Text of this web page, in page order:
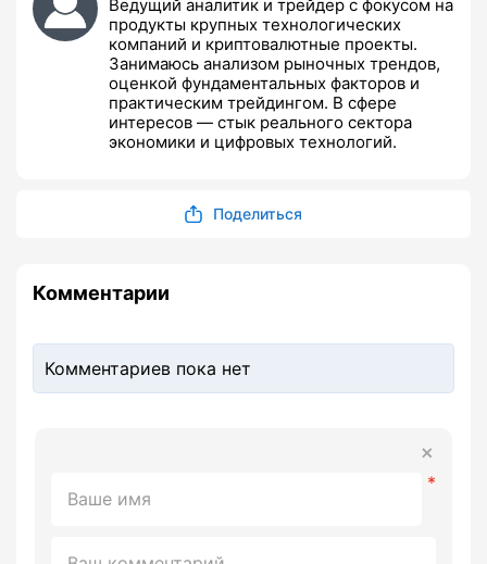
Ведущий аналитик и трейдер с фокусом на
продукты крупных технологических
компаний и криптовалютные проекты.
Занимаюсь анализом рыночных трендов,
оценкой фундаментальных факторов и
практическим трейдингом. В сфере
интересов — стык реального сектора
экономики и цифровых технологий.
Поделиться
Комментарии
Комментариев пока нет